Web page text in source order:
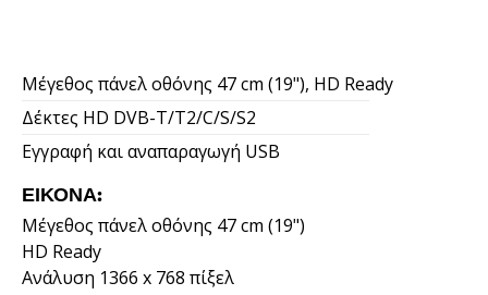
Μέγεθος πάνελ οθόνης 47 cm (19"), HD Ready
Δέκτες HD DVB-T/T2/C/S/S2
Εγγραφή και αναπαραγωγή USB
ΕΙΚΌΝΑ:
Μέγεθος πάνελ οθόνης 47 cm (19")
HD Ready
Ανάλυση 1366 x 768 πίξελ